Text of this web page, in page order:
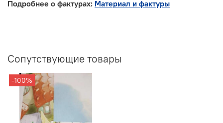
Подробнее о фактурах: Материал и фактуры
Сопутствующие товары
-100%